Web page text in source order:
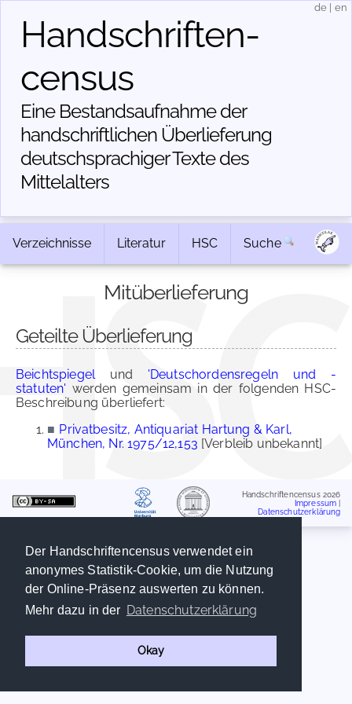
Der Handschriftencensus verwendet ein
anonymes Statistik-Cookie, um die Nutzung
der Online-Präsenz auswerten zu können.
Mehr dazu in der Datenschutzerklärung
Okay
Handschriften­
census
Eine Bestandsaufnahme der
handschriftlichen Über­lieferung
deutschsprachiger Texte des
Mittelalters
de en
Verzeichnisse Literatur HSC Suche
Mitüberlieferung
Geteilte Überlieferung
Beichtspiegelund 'Deutschordensregeln und -
statuten' werden gemeinsam in der folgenden HSC-
Beschreibung überliefert:
■ Privatbesitz, Antiquariat Hartung & Karl,
München, Nr. 1975/12,153 [Verbleib unbekannt]
Handschriftencensus 2026
Impressum
Datenschutzerklärung